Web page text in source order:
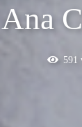
Ana
591